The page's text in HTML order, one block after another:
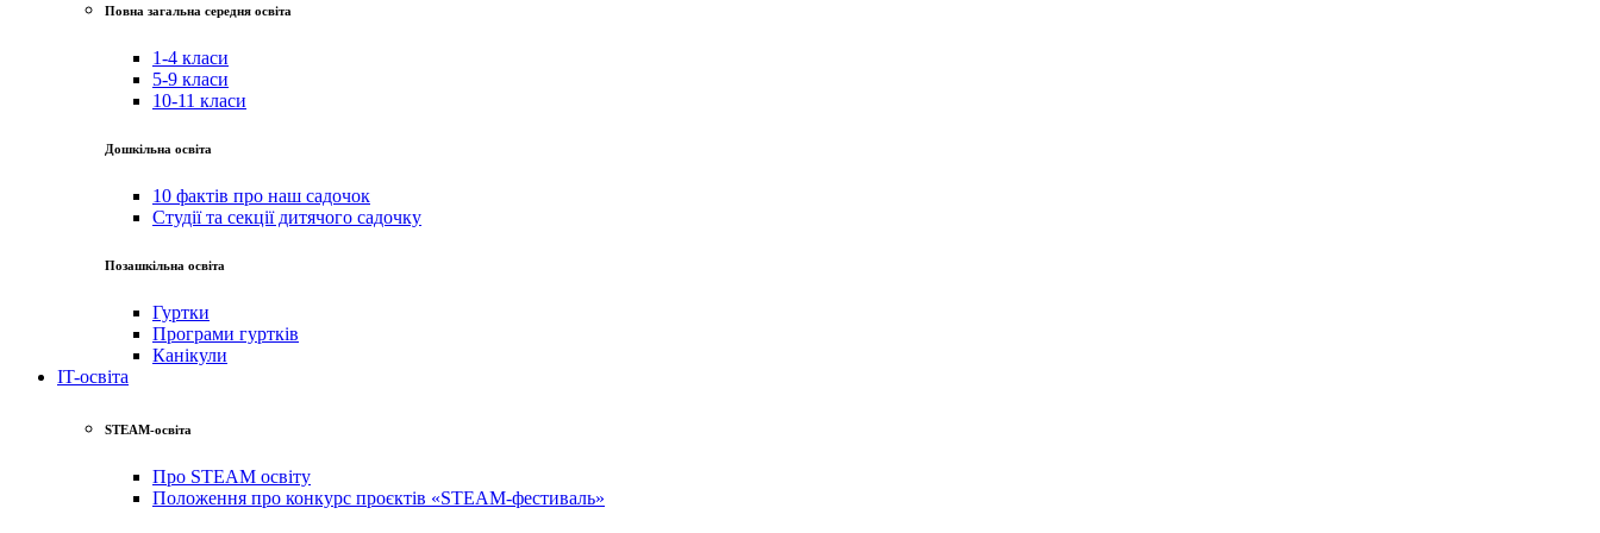
Повна загальна середня освіта
1-4 класи
5-9 класи
10-11 класи
Дошкільна освіта
10 фактів про наш садочок
Студії та секції дитячого садочку
Позашкільна освіта
Гуртки
Програми гуртків
Канікули
IT-освіта
STEAM-освіта
Про STEAM освіту
Положення про конкурс проєктів «STEAM-фестиваль»